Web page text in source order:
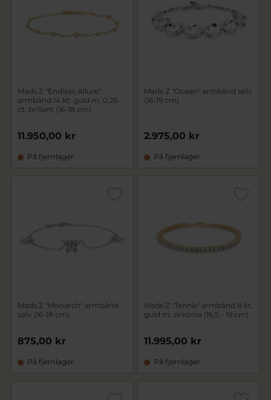
Mads Z "Endless Allure"
armbånd 14 kt. guld m. 0,26
ct. brillant (16-18 cm)
11.950,00 kr
På fjernlager
Mads Z "Ocean" armbånd sølv
(16-19 cm)
2.975,00 kr
På fjernlager
Mads Z "Monarch" armbånd
sølv (16-18 cm)
875,00 kr
På fjernlager
Mads Z "Tennis" armbånd 8 kt.
guld m. zirkonia (16,5 - 19 cm)
11.995,00 kr
På fjernlager